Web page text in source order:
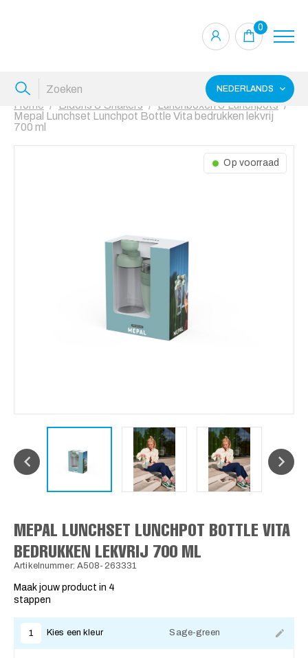
0
NEDERLANDS
Home Bidons & Shakers
Lunchboxen & Lunchpots
Mepal Lunchset Lunchpot Bottle Vita bedrukken lekvrij
700 ml
Op voorraad
MEPAL LUNCHSET LUNCHPOT BOTTLE VITA
BEDRUKKEN LEKVRIJ 700 ML
Artikelnummer: A508-263331
Maak jouw product in 4
stappen
1 Kies een kleur Sage-green